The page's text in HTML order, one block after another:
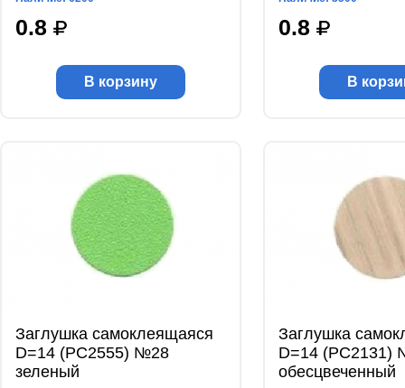
0.8
В корзину
0.8
В
Заглушка самоклеящаяся
D=14 (РС2555) №28
зеленый
Заглушка
D=14 (РС2131)
обесцвеченный